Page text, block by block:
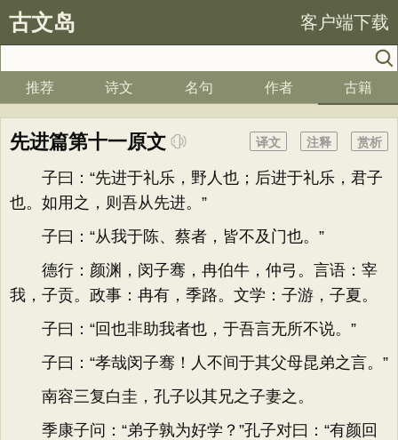
古文岛 客户端下载
推荐 诗文 名句 作者 古籍
先进篇第十一原文 赏析
注释
译文
子曰：“先进于礼乐，野人也；后进于礼乐，君子
也。如用之，则吾从先进。”
子曰：“从我于陈、蔡者，皆不及门也。”
德行：颜渊，闵子骞，冉伯牛，仲弓。言语：宰
我，子贡。政事：冉有，季路。文学：子游，子夏。
子曰：“回也非助我者也，于吾言无所不说。”
子曰：“孝哉闵子骞！人不间于其父母昆弟之言。”
南容三复白圭，孔子以其兄之子妻之。
季康子问：“弟子孰为好学？”孔子对曰：“有颜回